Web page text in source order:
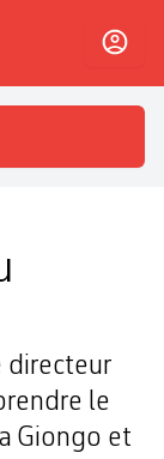
autrement
directeur
le
Giongo et